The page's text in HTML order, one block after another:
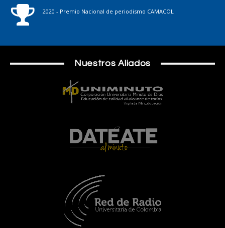
2020 - Premio Nacional de periodismo CAMACOL
Nuestros Aliados